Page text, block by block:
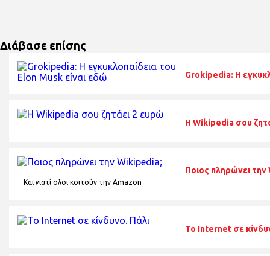
Διάβασε επίσης
Grokipedia: Η
H Wikipedia σου
Ποιος πληρώνει
Και γιατί ολοι κοιτούν την Amazon
Το Internet σε